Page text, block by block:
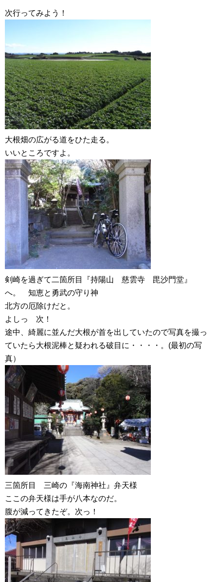
次行ってみよう！
大根畑の広がる道をひた走る。
いいところですよ。
剣崎を過ぎて二箇所目『持陽山 慈雲寺 毘沙門堂』
へ。 知恵と勇武の守り神
北方の厄除けだと。
よしっ 次！
途中、綺麗に並んだ大根が首を出していたので写真を撮っ
ていたら大根泥棒と疑われる破目に・・・・。(最初の写
真）
三箇所目 三崎の『海南神社』弁天様
ここの弁天様は手が八本なのだ。
腹が減ってきたぞ。次っ！